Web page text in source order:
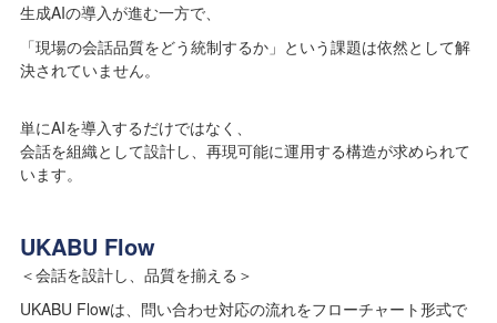
生成AIの導入が進む一方で、
「現場の会話品質をどう統制するか」という課題は依然として解
決されていません。
単にAIを導入するだけではなく、
会話を組織として設計し、再現可能に運用する構造が求められて
います。
UKABU Flow
＜会話を設計し、品質を揃える＞
UKABU Flowは、問い合わせ対応の流れをフローチャート形式で